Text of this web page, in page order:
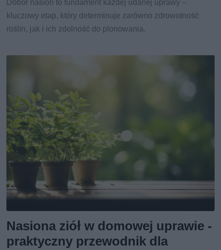
Dobór nasion to fundament każdej udanej uprawy –
kluczowy etap, który determinuje zarówno zdrowotność
roślin, jak i ich zdolność do plonowania.
Nasiona ziół w domowej uprawie -
praktyczny przewodnik dla